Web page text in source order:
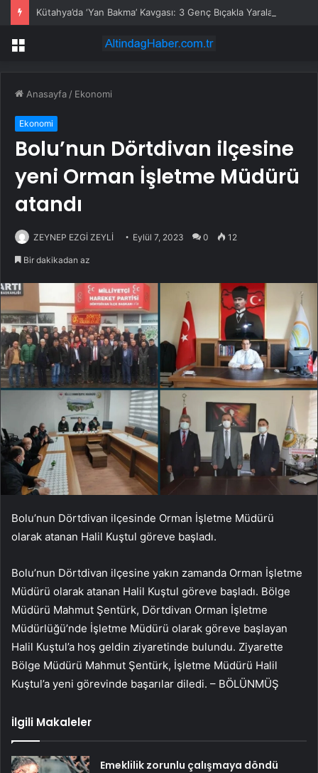
Kütahya’da ‘Yan Bakma’ Kavgası: 3 Genç Bıçakla Yaralandı
Menü
Anasayfa / Ekonomi
Ekonomi
Bolu’nun Dörtdivan ilçesine
yeni Orman İşletme Müdürü
atandı
ZEYNEP EZGİ ZEYLİ Eylül 7, 2023 0 12
Bir dakikadan az
Bolu’nun Dörtdivan ilçesinde Orman İşletme Müdürü
olarak atanan Halil Kuştul göreve başladı.
Bolu’nun Dörtdivan ilçesine yakın zamanda Orman İşletme
Müdürü olarak atanan Halil Kuştul göreve başladı. Bölge
Müdürü Mahmut Şentürk, Dörtdivan Orman İşletme
Müdürlüğü’nde İşletme Müdürü olarak göreve başlayan
Halil Kuştul’a hoş geldin ziyaretinde bulundu. Ziyarette
Bölge Müdürü Mahmut Şentürk, İşletme Müdürü Halil
Kuştul’a yeni görevinde başarılar diledi. – BÖLÜNMÜŞ
İlgili Makaleler
Emeklilik zorunlu çalışmaya döndü